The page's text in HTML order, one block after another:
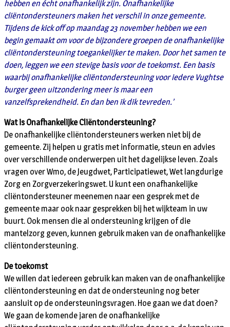
hebben en écht onafhankelijk zijn. Onafhankelijke
cliëntondersteuners maken het verschil in onze gemeente.
Tijdens de kick off op maandag 23 november hebben we een
begin gemaakt om voor de bijzondere groepen de onafhankelijke
cliëntondersteuning toegankelijker te maken. Door het samen te
doen, leggen we een stevige basis voor de toekomst. Een basis
waarbij onafhankelijke cliëntondersteuning voor iedere Vughtse
burger geen uitzondering meer is maar een
vanzelfsprekendheid. En dan ben ik dik tevreden.’
Wat is Onafhankelijke Cliëntondersteuning?
De onafhankelijke cliëntondersteuners werken niet bij de
gemeente. Zij helpen u gratis met informatie, steun en advies
over verschillende onderwerpen uit het dagelijkse leven. Zoals
vragen over Wmo, de Jeugdwet, Participatiewet, Wet langdurige
Zorg en Zorgverzekeringswet. U kunt een onafhankelijke
cliëntondersteuner meenemen naar een gesprek met de
gemeente maar ook naar gesprekken bij het wijkteam in uw
buurt. Ook mensen die al ondersteuning krijgen of die
mantelzorg geven, kunnen gebruik maken van de onafhankelijke
cliëntondersteuning.
De toekomst
We willen dat iedereen gebruik kan maken van de onafhankelijke
cliëntondersteuning en dat de ondersteuning nog beter
aansluit op de ondersteuningsvragen. Hoe gaan we dat doen?
We gaan de komende jaren de onafhankelijke